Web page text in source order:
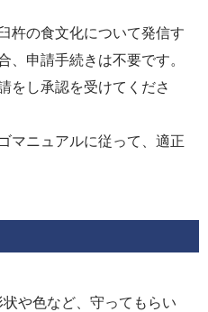
杵の食文化について発信す
、申請手続きは不要です。
をし承認を受けてくださ
マニュアルに従って、適正
や色など、守ってもらい